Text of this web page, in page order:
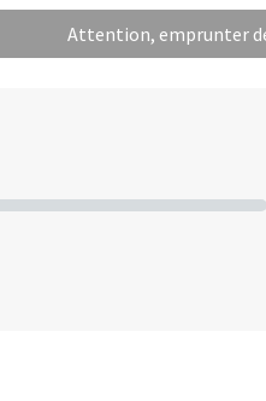
Attention, emprunter